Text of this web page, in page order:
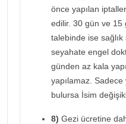
önce yapılan
edilir. 30 gün ve 15
talebinde ise sağlık
seyahate engel
günden az kala
yapılamaz.
bulursa İsim
8) Gezi ücretine